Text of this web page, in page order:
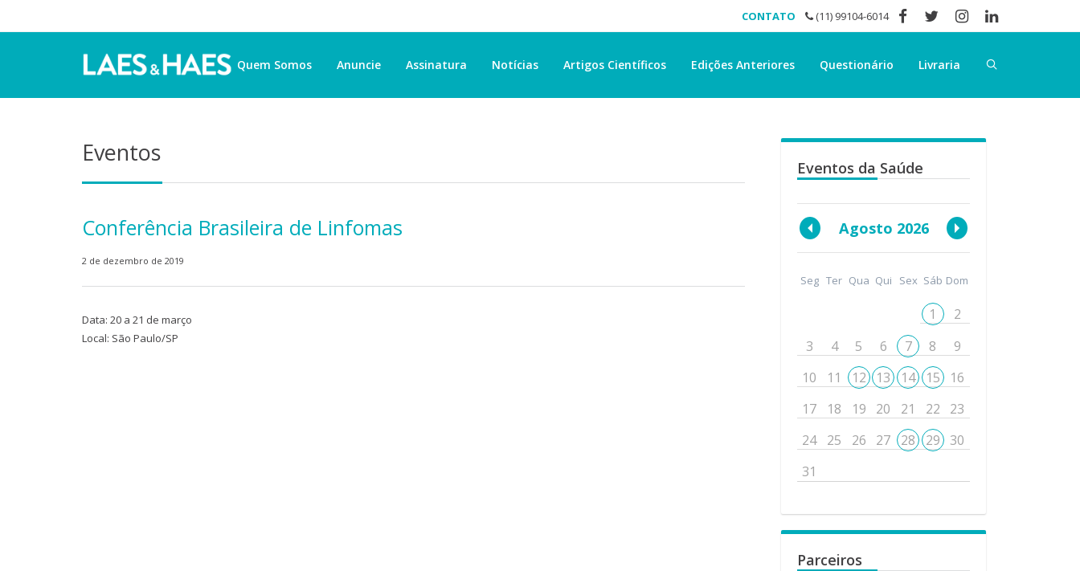
CONTATO (11) 99104-6014
Quem Somos Anuncie Assinatura Notícias Artigos Científicos Edições Anteriores Questionário Livraria
Eventos
Conferência Brasileira de Linfomas
2 de dezembro de 2019
Data: 20 a 21 de março
Local: São Paulo/SP
Eventos da Saúde
Agosto 2026
Seg Ter Qua Qui Sex Sáb Dom
1
2
3
4 5 6 7 8
9
10
11 12 13 14 15
16
17
18 19 20 21 22
23
24
25 26 27 28 29
30
31
Parceiros